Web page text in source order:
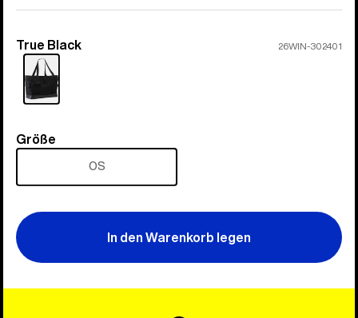
Farbe
True Black 26WIN-302401
Größe
Größe
OS
In den Warenkorb legen